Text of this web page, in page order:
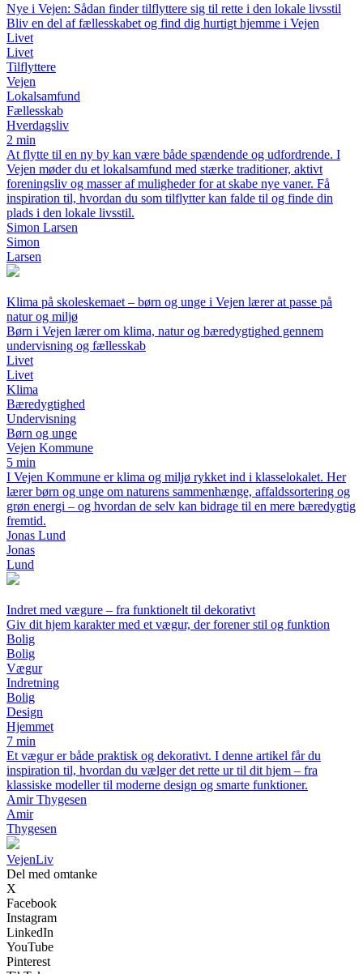
Nye i Vejen: Sådan finder tilflyttere sig til rette i den lokale livsstil
Bliv en del af fællesskabet og find dig hurtigt hjemme i Vejen
Livet
Livet
Tilflyttere
Vejen
Lokalsamfund
Fællesskab
Hverdagsliv
2 min
At flytte til en ny by kan være både spændende og udfordrende. I
Vejen møder du et lokalsamfund med stærke traditioner, aktivt
foreningsliv og masser af muligheder for at skabe nye vaner. Få
inspiration til, hvordan du som tilflytter kan falde til og finde din
plads i den lokale livsstil.
Simon Larsen
Simon
Larsen
Klima på skoleskemaet – børn og unge i Vejen lærer at passe på
natur og miljø
Børn i Vejen lærer om klima, natur og bæredygtighed gennem
undervisning og fællesskab
Livet
Livet
Klima
Bæredygtighed
Undervisning
Børn og unge
Vejen Kommune
5 min
I Vejen Kommune er klima og miljø rykket ind i klasselokalet. Her
lærer børn og unge om naturens sammenhænge, affaldssortering og
grøn energi – og hvordan de selv kan bidrage til en mere bæredygtig
fremtid.
Jonas Lund
Jonas
Lund
Indret med vægure – fra funktionelt til dekorativt
Giv dit hjem karakter med et vægur, der forener stil og funktion
Bolig
Bolig
Vægur
Indretning
Bolig
Design
Hjemmet
7 min
Et vægur er både praktisk og dekorativt. I denne artikel får du
inspiration til, hvordan du vælger det rette ur til dit hjem – fra
klassiske modeller til moderne design og smarte funktioner.
Amir Thygesen
Amir
Thygesen
VejenLiv
Del med omtanke
X
Facebook
Instagram
LinkedIn
YouTube
Pinterest